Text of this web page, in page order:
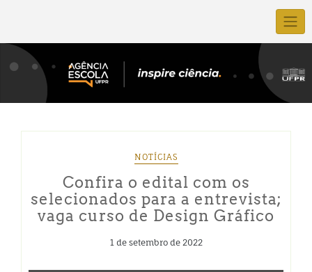
NOTÍCIAS
Confira o edital com os
selecionados para a entrevista;
vaga curso de Design Gráfico
1 de setembro de 2022